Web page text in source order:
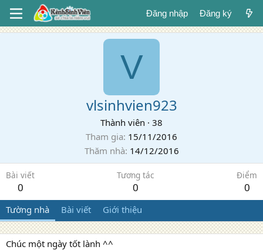
Đăng nhập Đăng ký
V
vlsinhvien923
Thành viên · 38
Tham gia 15/11/2016
Thăm nhà 14/12/2016
Bài viết
0
Tương tác
0
Điểm
0
Tường nhà Bài viết Giới thiệu
Chúc một ngày tốt lành ^^